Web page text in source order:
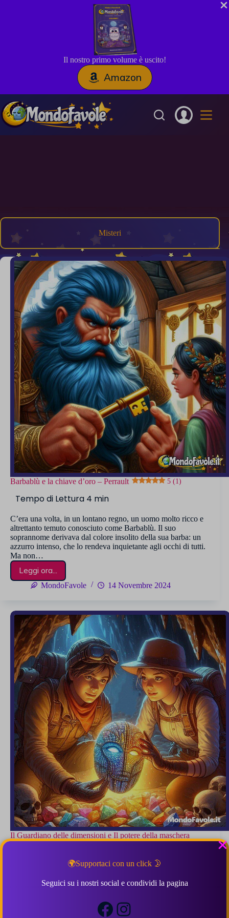
Il nostro primo volume è uscito!
Amazon
🌍Supportaci con un click 🌛
Seguici su i nostri social e condividi la pagina
Facebook
Instagram
al
contenuto
Misteri
Barbablù e la chiave d’oro – Perrault 5 (1)
C’era una volta, in un lontano regno, un uomo molto ricco e
altrettanto temuto conosciuto come Barbablù. Il suo
soprannome derivava dal colore insolito della sua barba: un
azzurro intenso, che lo rendeva inquietante agli occhi di tutti.
Ma non…
Leggi ora...
Barbablù
e
d’oro
–
Perrault
5 (1)
MondoFavole 14 Novembre 2024
Il Guardiano delle dimensioni e Il potere della maschera
Arianna e Marco, due giovani esploratori, scoprono una